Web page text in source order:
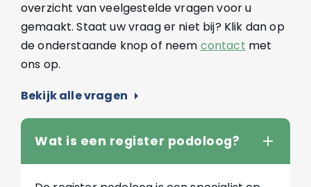
overzicht van veelgestelde vragen voor u
gemaakt. Staat uw vraag er niet bij? Klik dan op
de onderstaande knop of neem contact met
ons op.
Bekijk alle vragen arrow_right
Wat is een register podoloog?